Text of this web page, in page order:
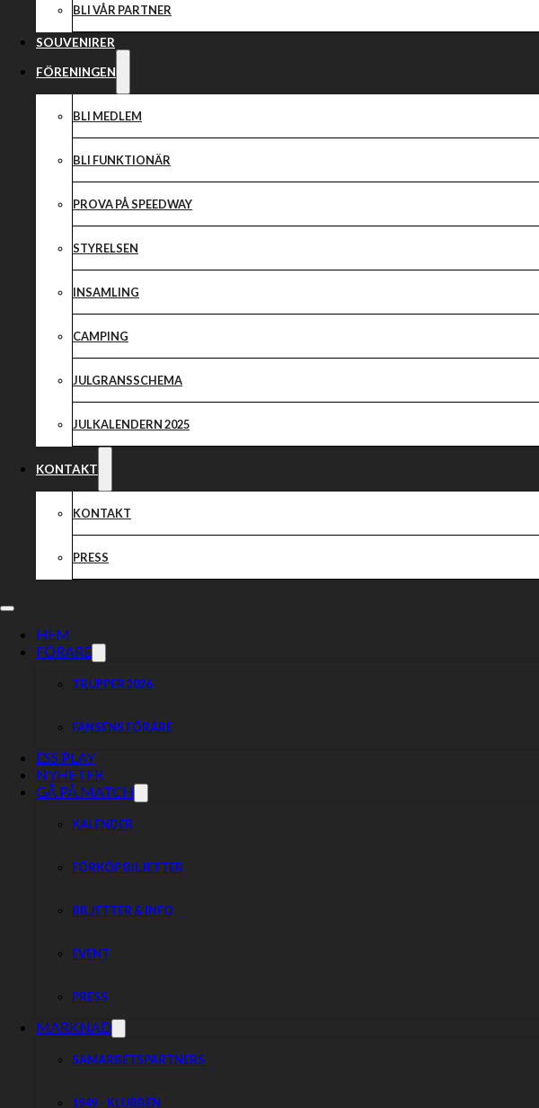
BLI VÅR PARTNER
SOUVENIRER
FÖRENINGEN
BLI MEDLEM
BLI FUNKTIONÄR
PROVA PÅ SPEEDWAY
STYRELSEN
INSAMLING
CAMPING
JULGRANSSCHEMA
JULKALENDERN 2025
KONTAKT
KONTAKT
PRESS
HEM
FÖRARE
TRUPPER 2026
FANSENS FÖRARE
ESS PLAY
NYHETER
GÅ PÅ MATCH
KALENDER
FÖRKÖP BILJETTER
BILJETTER & INFO
EVENT
PRESS
MARKNAD
SAMARBETSPARTNERS
1949 – KLUBBEN